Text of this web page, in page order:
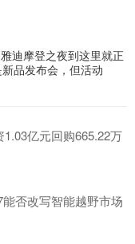
迪摩登之夜到这里就正
品发布会，但活动
亿元回购665.22万
否改写智能越野市场